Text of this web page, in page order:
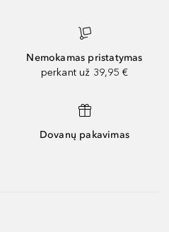
Nemokamas pristatymas
perkant už 39,95 €
Dovanų pakavimas